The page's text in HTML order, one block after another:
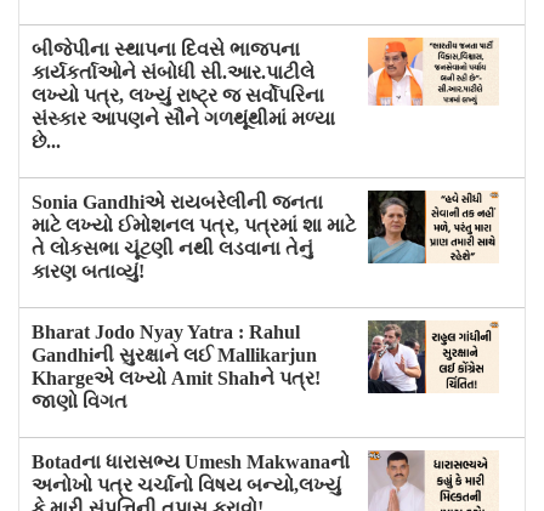
બીજેપીના સ્થાપના દિવસે ભાજપના
કાર્યકર્તાઓને સંબોધી સી.આર.પાટીલે
લખ્યો પત્ર, લખ્યું રાષ્ટ્ર જ સર્વોપરિના
સંસ્કાર આપણને સૌને ગળથૂંથીમાં મળ્યા
છે...
Sonia Gandhiએ રાયબરેલીની જનતા
માટે લખ્યો ઈમોશનલ પત્ર, પત્રમાં શા માટે
તે લોકસભા ચૂંટણી નથી લડવાના તેનું
કારણ બતાવ્યું!
Bharat Jodo Nyay Yatra : Rahul
Gandhiની સુરક્ષાને લઈ Mallikarjun
Khargeએ લખ્યો Amit Shahને પત્ર!
જાણો વિગત
Botadના ધારાસભ્ય Umesh Makwanaનો
અનોખો પત્ર ચર્ચાનો વિષય બન્યો,લખ્યું